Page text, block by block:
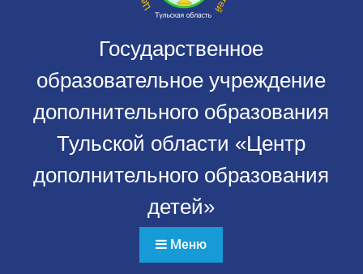
Государственное
образовательное учреждение
дополнительного образования
Тульской области «Центр
дополнительного образования
детей»
Меню